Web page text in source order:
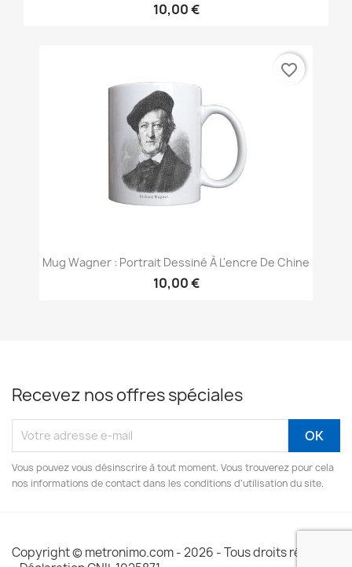
10,00 €
Mug Wagner : Portrait Dessiné À L'encre De Chine
10,00 €
favorite_border
Recevez nos offres spéciales
Vous pouvez vous désinscrire à tout moment. Vous trouverez pour cela
nos informations de contact dans les conditions d'utilisation du site.
Copyright © metronimo.com - 2026 - Tous droits réservés